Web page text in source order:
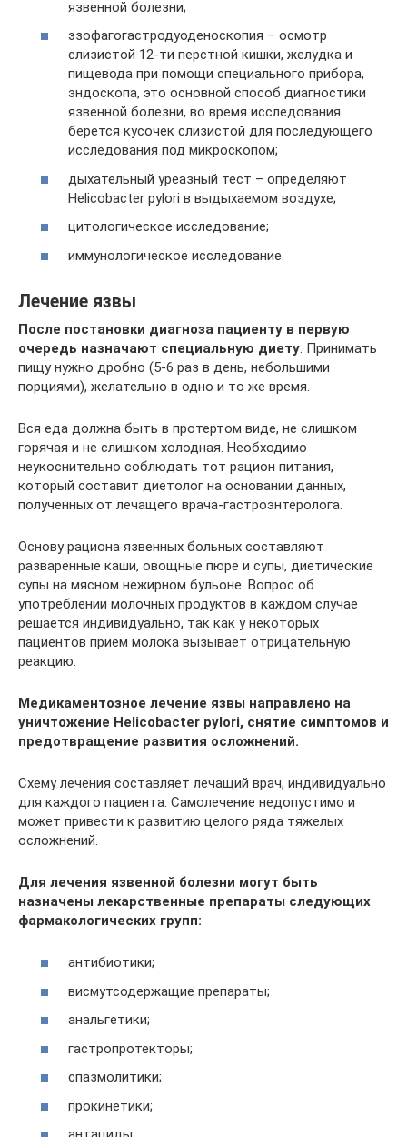
язвенной болезни;
эзофагогастродуоденоскопия – осмотр
слизистой 12-ти перстной кишки, желудка и
пищевода при помощи специального прибора,
эндоскопа, это основной способ диагностики
язвенной болезни, во время исследования
берется кусочек слизистой для последующего
исследования под микроскопом;
дыхательный уреазный тест – определяют
Helicobacter pylori в выдыхаемом воздухе;
цитологическое исследование;
иммунологическое исследование.
Лечение язвы
После постановки диагноза пациенту в первую
очередь назначают специальную диету . Принимать
пищу нужно дробно (5-6 раз в день, небольшими
порциями), желательно в одно и то же время.
Вся еда должна быть в протертом виде, не слишком
горячая и не слишком холодная. Необходимо
неукоснительно соблюдать тот рацион питания,
который составит диетолог на основании данных,
полученных от лечащего врача-гастроэнтеролога.
Основу рациона язвенных больных составляют
разваренные каши, овощные пюре и супы, диетические
супы на мясном нежирном бульоне. Вопрос об
употреблении молочных продуктов в каждом случае
решается индивидуально, так как у некоторых
пациентов прием молока вызывает отрицательную
реакцию.
Медикаментозное лечение язвы направлено на
уничтожение Helicobacter pylori, снятие симптомов и
предотвращение развития осложнений.
Схему лечения составляет лечащий врач, индивидуально
для каждого пациента. Самолечение недопустимо и
может привести к развитию целого ряда тяжелых
осложнений.
Для лечения язвенной болезни могут быть
назначены лекарственные препараты следующих
фармакологических групп:
антибиотики;
висмутсодержащие препараты;
анальгетики;
гастропротекторы;
спазмолитики;
прокинетики;